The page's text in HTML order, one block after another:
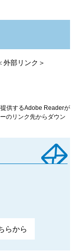
外部リンク＞
供するAdobe Readerが
のリンク先からダウン
らから